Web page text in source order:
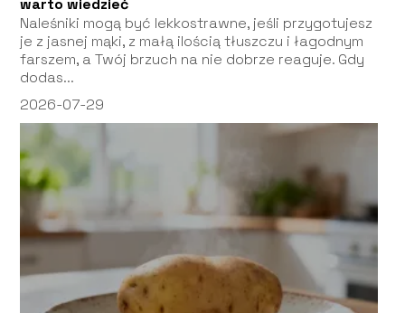
warto wiedzieć
Naleśniki mogą być lekkostrawne, jeśli przygotujesz
je z jasnej mąki, z małą ilością tłuszczu i łagodnym
farszem, a Twój brzuch na nie dobrze reaguje. Gdy
dodas...
2026-07-29